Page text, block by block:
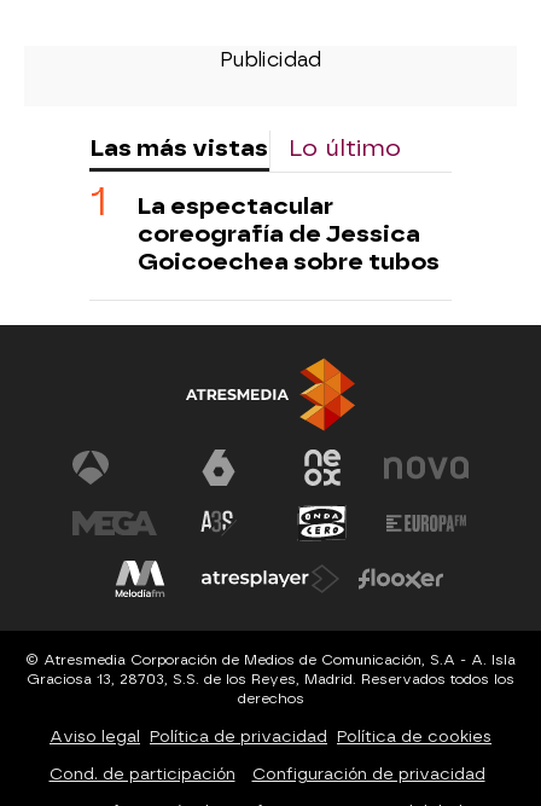
Las más vistas Lo último
La espectacular
coreografía de Jessica
Goicoechea sobre tubos
© Atresmedia Corporación de Medios de Comunicación, S.A - A. Isla
Graciosa 13, 28703, S.S. de los Reyes, Madrid. Reservados todos los
derechos
Aviso legal Política de privacidad Política de cookies
Cond. de participación Configuración de privacidad